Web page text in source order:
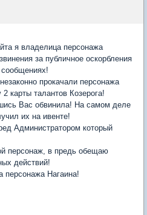
я владелица персонажа
за публичное оскорбления
прокачали персонажа
карты талантов Козерога!
Вас обвинила! На самом деле
их на ивенте!
Администратором который
персонаж, в предь обещаю
действий!
Нагаина!